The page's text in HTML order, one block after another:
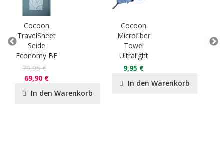
Cocoon
TravelSheet
Seide
Economy BF
79,95 €
69,90 €
In den Warenkorb
Cocoon
Microfiber
Towel
Ultralight
9,95 €
In den Warenkorb